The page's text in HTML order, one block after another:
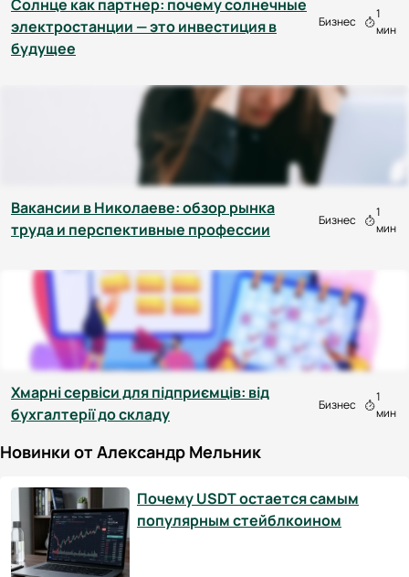
Солнце как партнер: почему солнечные
электростанции — это инвестиция в
будущее
Бизнес
1
мин
Вакансии в Николаеве: обзор рынка
труда и перспективные профессии
Бизнес
1
мин
Хмарні сервіси для підприємців: від
бухгалтерії до складу
Бизнес
1
мин
Новинки от Александр Мельник
Почему USDT остается самым
популярным стейблкоином